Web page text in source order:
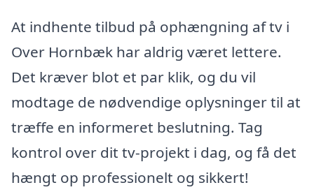
At indhente tilbud på ophængning af tv i
Over Hornbæk har aldrig været lettere.
Det kræver blot et par klik, og du vil
modtage de nødvendige oplysninger til at
træffe en informeret beslutning. Tag
kontrol over dit tv-projekt i dag, og få det
hængt op professionelt og sikkert!